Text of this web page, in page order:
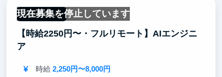
現在募集を停止しています
フルリモート
【時給2250円〜・フルリモート】AIエンジニ
ア
時給 2,250円〜8,000円